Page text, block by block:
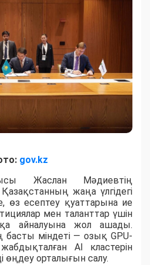
gov.kz
Жаслан Мәдиевтің
жаңа үлгідегі
өз есептеу қуаттарына ие
мен таланттар үшін
айналуына жол ашады.
міндеті — озық GPU-
AI кластерін
өңдеу орталығын салу.